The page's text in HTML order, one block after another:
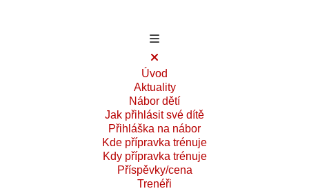
Úvod
Aktuality
Nábor dětí
Jak přihlásit své dítě
Přihláška na nábor
Kde přípravka trénuje
Kdy přípravka trénuje
Příspěvky/cena
Trenéři